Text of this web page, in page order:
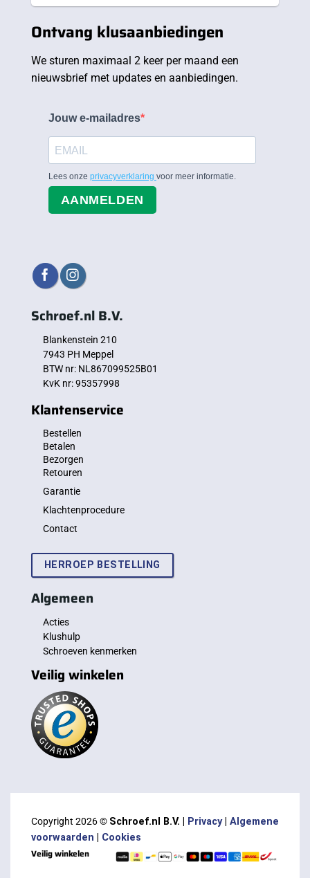
Ontvang klusaanbiedingen
We sturen maximaal 2 keer per maand een
nieuwsbrief met updates en aanbiedingen.
Jouw e-mailadres
Lees onze privacyverklaring voor meer informatie.
AANMELDEN
Schroef.nl B.V.
Blankenstein 210
7943 PH Meppel
BTW nr: NL867099525B01
KvK nr: 95357998
Klantenservice
Bestellen
Betalen
Bezorgen
Retouren
Garantie
Klachtenprocedure
Contact
HERROEP BESTELLING
Algemeen
Acties
Klushulp
Schroeven kenmerken
Veilig winkelen
Copyright 2026 © Schroef.nl B.V. | Privacy| Algemene
voorwaarden
Cookies
Veilig winkelen